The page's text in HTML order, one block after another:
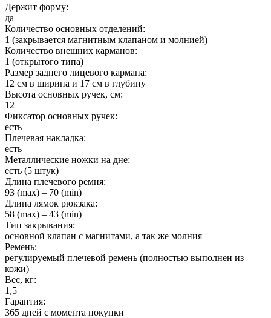
Держит форму:
да
Количество основных отделений:
1 (закрывается магнитным клапаном и молнией)
Количество внешних карманов:
1 (открытого типа)
Размер заднего лицевого кармана:
12 см в ширина и 17 см в глубину
Высота основных ручек, см:
12
Фиксатор основных ручек:
есть
Плечевая накладка:
есть
Металлические ножки на дне:
есть (5 штук)
Длина плечевого ремня:
93 (max) – 70 (min)
Длина лямок рюкзака:
58 (max) – 43 (min)
Тип закрывания:
основной клапан с магнитами, а так же молния
Ремень:
регулируемый плечевой ремень (полностью выполнен из
кожи)
Вес, кг:
1,5
Гарантия:
365 дней c момента покупки